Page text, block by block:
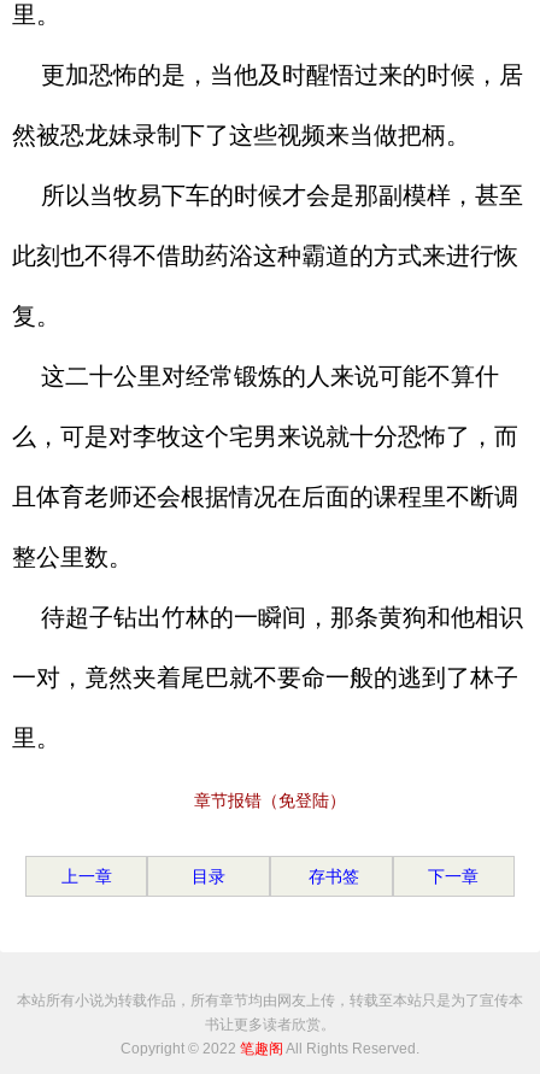
里。
更加恐怖的是，当他及时醒悟过来的时候，居
然被恐龙妹录制下了这些视频来当做把柄。
所以当牧易下车的时候才会是那副模样，甚至
此刻也不得不借助药浴这种霸道的方式来进行恢
复。
这二十公里对经常锻炼的人来说可能不算什
么，可是对李牧这个宅男来说就十分恐怖了，而
且体育老师还会根据情况在后面的课程里不断调
整公里数。
待超子钻出竹林的一瞬间，那条黄狗和他相识
一对，竟然夹着尾巴就不要命一般的逃到了林子
里。
章节报错（免登陆）
上一章 目录 存书签 下一章
本站所有小说为转载作品，所有章节均由网友上传，转载至本站只是为了宣传本
书让更多读者欣赏。
Copyright © 2022 笔趣阁 All Rights Reserved.